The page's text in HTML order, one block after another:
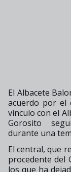
El Albacete
acuerdo por el
vínculo con el
Gorosito
durante una
El central, que
procedente del
los que ha